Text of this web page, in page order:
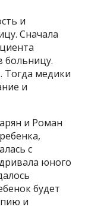
и
Сначала
Тогда медики
и
и Роман
с
юного
будет
и